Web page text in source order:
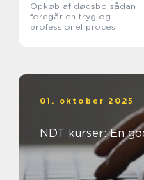
Opkøb af dødsbo sådan
foregår en tryg og
professionel proces
01. oktober 2025
NDT kurser: En